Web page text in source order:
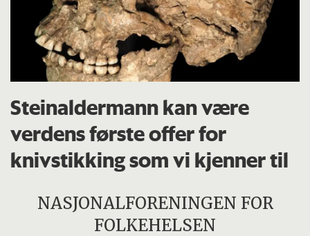
Steinaldermann kan være
verdens første offer for
knivstikking som vi kjenner til
NASJONALFORENINGEN FOR
FOLKEHELSEN